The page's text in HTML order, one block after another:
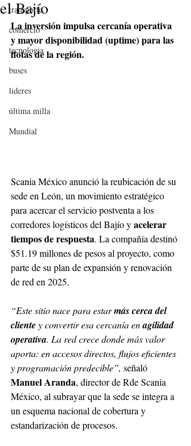
transporte
comercio
tecnologia
buses
lideres
última milla
Mundial
el Bajío
La inversión impulsa cercanía operativa
y mayor disponibilidad (uptime) para las
flotas de la región.
Scania México anunció la reubicación de su
sede en León, un movimiento estratégico
para acercar el servicio postventa a los
corredores logísticos del Bajío y acelerar
tiempos de respuesta. La compañía destinó
$51.19 millones de pesos al proyecto, como
parte de su plan de expansión y renovación
de red en 2025.
“Este sitio nace para estar más cerca del
cliente y convertir esa cercanía en agilidad
operativa. La red crece donde más valor
aporta: en accesos directos, flujos eficientes
y programación predecible”, señaló
Manuel Aranda, director de Rde Scania
México, al subrayar que la sede se integra a
un esquema nacional de cobertura y
estandarización de procesos.